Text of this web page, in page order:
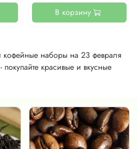
В корзину
наборы на 23 февраля
красивые и вкусные